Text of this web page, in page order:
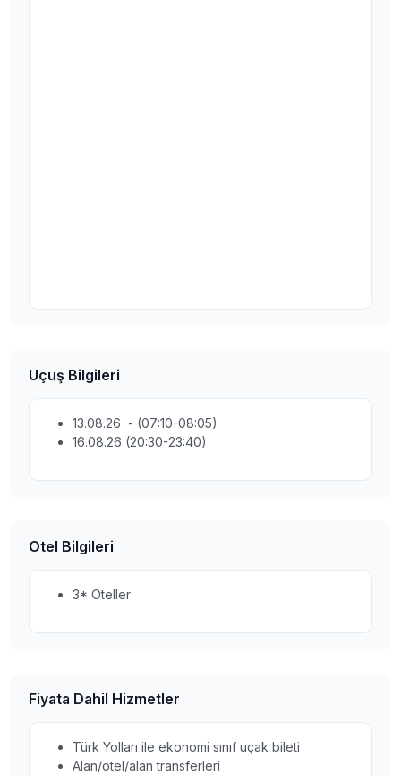
Uçuş Bilgileri
13.08.26 - (07:10-08:05)
16.08.26 (20:30-23:40)
Otel Bilgileri
3* Oteller
Fiyata Dahil Hizmetler
Türk Yolları ile ekonomi sınıf uçak bileti
Alan/otel/alan transferleri